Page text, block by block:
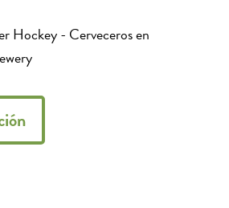
Hockey - Cerveceros en